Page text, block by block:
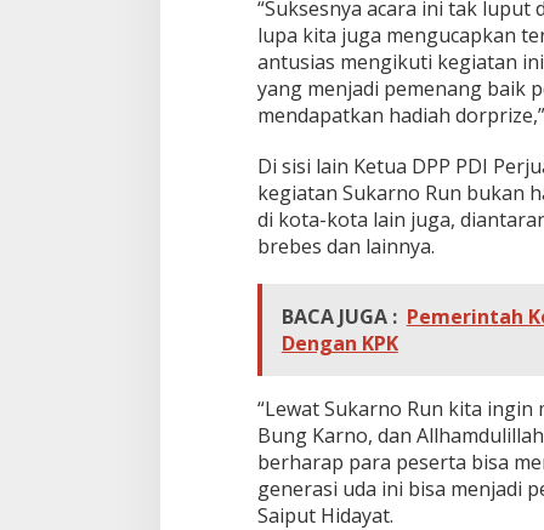
“Suksesnya acara ini tak
lupa kita juga mengucapkan
antusias mengikuti kegiatan
yang menjadi pemenang baik
mendapatkan hadiah
Di sisi lain Ketua DPP PDI
kegiatan Sukarno Run bukan
di kota-kota lain juga,
brebes dan lainnya.
BACA JUGA : Pemerintah
Dengan KPK
“Lewat Sukarno Run kita
Bung Karno, dan
berharap para peserta bisa
generasi uda ini bisa menjadi
Saiput Hidayat.